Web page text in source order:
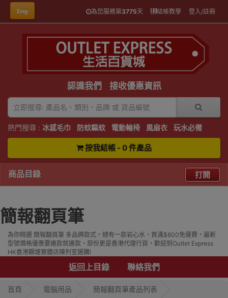
Eng 為您服務第3775天 結帳教學 登入/註冊
認識我們 接收優惠資訊
熱門搜尋 : 冰感毛巾 防蚊驅蚊 電動輪椅 風扇衣 玩水必備
按我結帳 - 0 件產品
商品目錄 打開
簡報翻頁筆
為你精選 簡報翻頁筆 多品牌款式，總有一款岩心水，買滿$600免運費，最新
型號價格優惠要邊款就邊款，部份更是香港代理行貨，歡迎到Outlet Express
HK香港觀塘實體店陳列室選購!
返回上目錄 聯絡我們
首頁 電腦用品 簡報翻頁筆產品列表